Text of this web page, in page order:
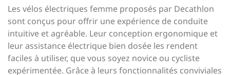
Les vélos électriques femme proposés par Decathlon
sont conçus pour offrir une expérience de conduite
intuitive et agréable. Leur conception ergonomique et
leur assistance électrique bien dosée les rendent
faciles à utiliser, que vous soyez novice ou cycliste
expérimentée. Grâce à leurs fonctionnalités conviviales